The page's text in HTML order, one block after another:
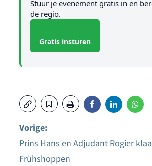
Stuur je evenement gratis in en
de regio.
Gratis insturen
Bericht
Vorige:
Prins Hans en Adjudant Rogier
Frühshoppen